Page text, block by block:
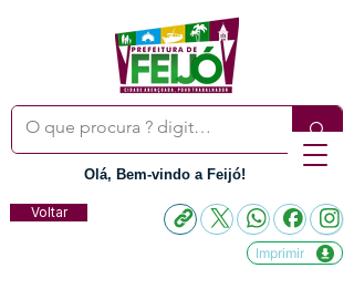
Olá, Bem-vindo a Feijó!
Voltar
Imprimir